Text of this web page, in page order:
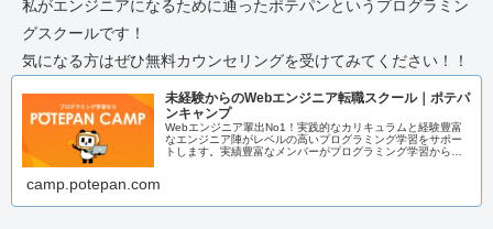
私がエンジニアになるために通ったポテパンというプログラミン
グスクールです！
気になる方はぜひ無料カウンセリングを受けてみてください！！
未経験からのWebエンジニア転職スクール｜ポテパ
ンキャンプ
Webエンジニア輩出No1！実践的なカリキュラムと経験豊富
なエンジニア陣がレベルの高いプログラミング学習をサポー
トします。実績豊富なメンバーがプログラミング学習からエ
camp.potepan.com